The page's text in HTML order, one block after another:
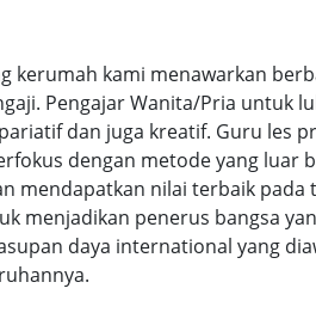
kerumah kami menawarkan
Pengajar Wanita/Pria untuk
dan juga kreatif. Guru les
dengan metode yang luar
mendapatkan nilai terbaik pada
menjadikan penerus bangsa
daya international yang